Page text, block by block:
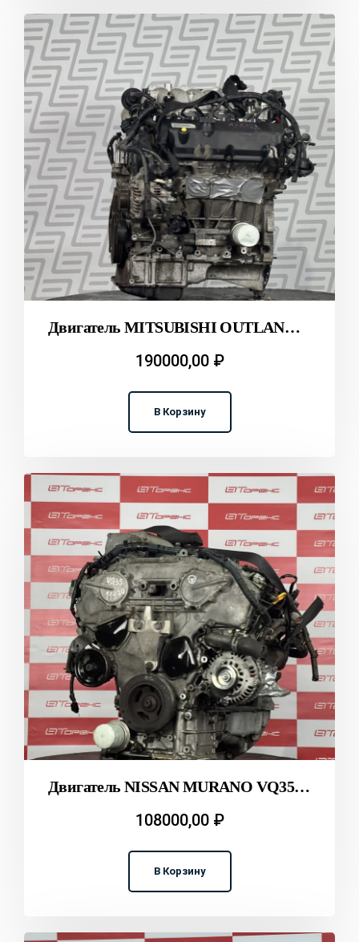
Двигатель MITSUBISHI OUTLANDER 6B31 CW6W T2311847
190000,00 ₽
В Корзину
Двигатель NISSAN MURANO VQ35DE Z50 T2311970
108000,00 ₽
В Корзину